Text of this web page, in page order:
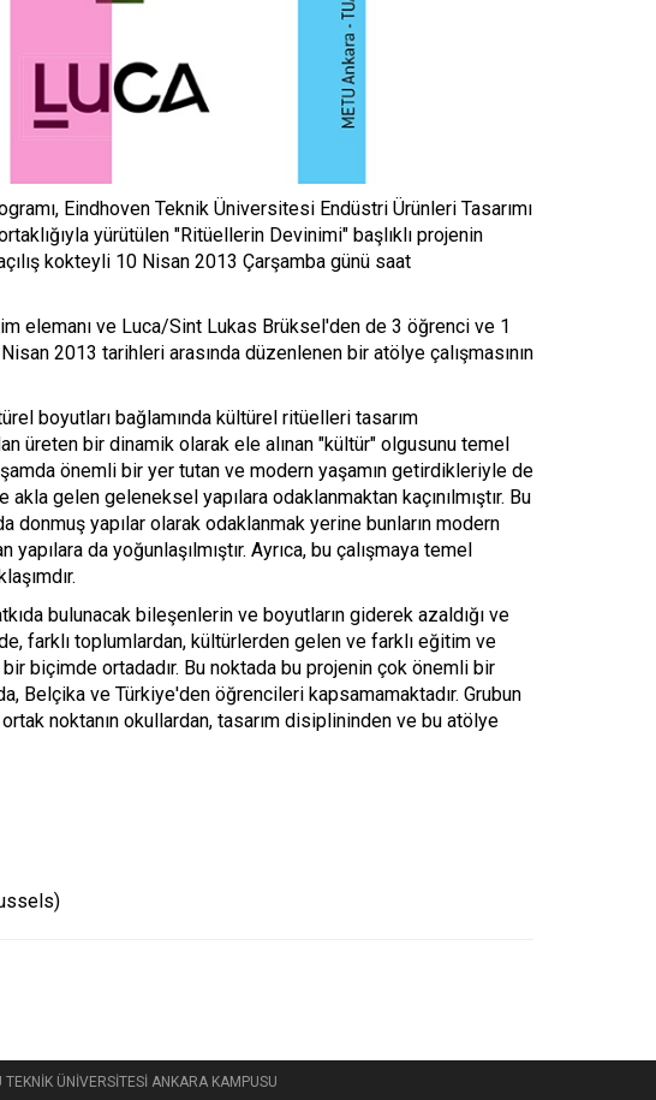
Eindhoven Teknik Üniversitesi Endüstri Ürünleri Tasarımı
yürütülen "Ritüellerin Devinimi" başlıklı projenin
kokteyli 10 Nisan 2013 Çarşamba günü saat
elemanı ve Luca/Sint Lukas Brüksel'den de 3 öğrenci ve 1
2013 tarihleri arasında düzenlenen bir atölye çalışmasının
boyutları bağlamında kültürel ritüelleri tasarım
üreten bir dinamik olarak ele alınan "kültür" olgusunu temel
önemli bir yer tutan ve modern yaşamın getirdikleriyle de
gelen geleneksel yapılara odaklanmaktan kaçınılmıştır. Bu
donmuş yapılar olarak odaklanmak yerine bunların modern
da yoğunlaşılmıştır. Ayrıca, bu çalışmaya temel
bulunacak bileşenlerin ve boyutların giderek azaldığı ve
farklı toplumlardan, kültürlerden gelen ve farklı eğitim ve
bir biçimde ortadadır. Bu noktada bu projenin çok önemli bir
Belçika ve Türkiye'den öğrencileri kapsamamaktadır. Grubun
noktanın okullardan, tasarım disiplininden ve bu atölye
ÜNİVERSİTESİ ANKARA KAMPUSU